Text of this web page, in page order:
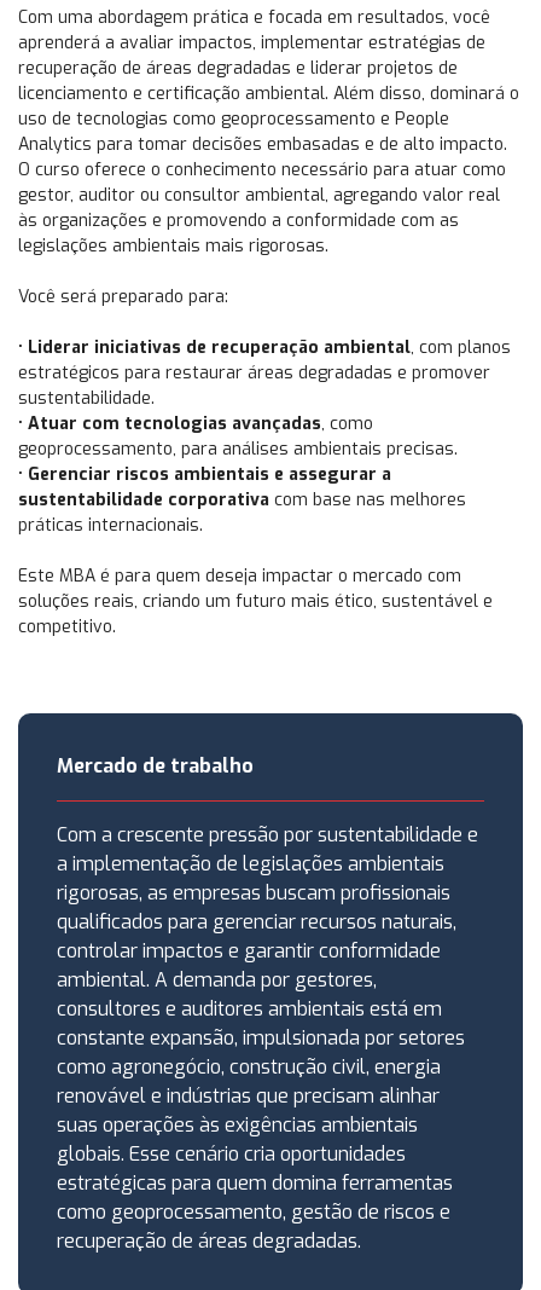
Com uma abordagem prática e focada em resultados, você
aprenderá a avaliar impactos, implementar estratégias de
recuperação de áreas degradadas e liderar projetos de
licenciamento e certificação ambiental. Além disso, dominará o
uso de tecnologias como geoprocessamento e People
Analytics para tomar decisões embasadas e de alto impacto.
O curso oferece o conhecimento necessário para atuar como
gestor, auditor ou consultor ambiental, agregando valor real
às organizações e promovendo a conformidade com as
legislações ambientais mais rigorosas.
Você será preparado para:
• Liderar iniciativas de recuperação ambiental, com planos
estratégicos para restaurar áreas degradadas e promover
sustentabilidade.
• Atuar com tecnologias avançadas, como
geoprocessamento, para análises ambientais precisas.
• Gerenciar riscos ambientais e assegurar a
sustentabilidade corporativa com base nas melhores
práticas internacionais.
Este MBA é para quem deseja impactar o mercado com
soluções reais, criando um futuro mais ético, sustentável e
competitivo.
Mercado de trabalho
Com a crescente pressão por sustentabilidade e
a implementação de legislações ambientais
rigorosas, as empresas buscam profissionais
qualificados para gerenciar recursos naturais,
controlar impactos e garantir conformidade
ambiental. A demanda por gestores,
consultores e auditores ambientais está em
constante expansão, impulsionada por setores
como agronegócio, construção civil, energia
renovável e indústrias que precisam alinhar
suas operações às exigências ambientais
globais. Esse cenário cria oportunidades
estratégicas para quem domina ferramentas
como geoprocessamento, gestão de riscos e
recuperação de áreas degradadas.